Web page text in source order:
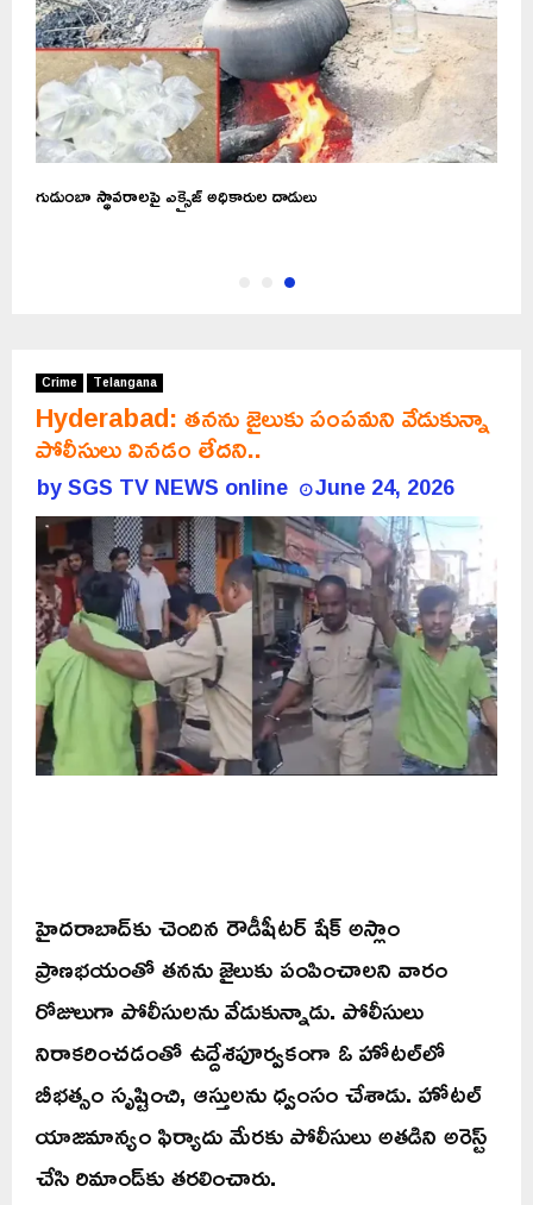
గుడుంబా స్థావరాలపై ఎక్సైజ్ అధికారుల దాడులు
Crime Telangana
Hyderabad: తనను జైలుకు పంపమని వేడుకున్నా
పోలీసులు వినడం లేదని..
bySGS TV NEWS online June 24, 2026
హైదరాబాద్‌కు చెందిన రౌడీషీటర్ షేక్ అస్లాం
ప్రాణభయంతో తనను జైలుకు పంపించాలని వారం
రోజులుగా పోలీసులను వేడుకున్నాడు. పోలీసులు
నిరాకరించడంతో ఉద్దేశపూర్వకంగా ఓ హోటల్‌లో
బీభత్సం సృష్టించి, ఆస్తులను ధ్వంసం చేశాడు. హోటల్
యాజమాన్యం ఫిర్యాదు మేరకు పోలీసులు అతడిని అరెస్ట్
చేసి రిమాండ్‌కు తరలించారు.